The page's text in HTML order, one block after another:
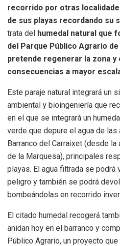
recorrido por otras
de sus playas recordando su
trata del humedal natural que
del Parque Público Agrario
pretende regenerar la zona y
consecuencias a mayor
Este paraje natural integrará un
ambiental y bioingeniería que
en el que se integrará un
verde que depure el agua de
Barranco del Carraixet (desde
de la Marquesa), principales
playas. El agua filtrada se podrá
peligro y también se podrá
bombeándolas en recorrido
El citado humedal recogerá
anidan hoy en el barranco y
Público Agrario, un proyecto